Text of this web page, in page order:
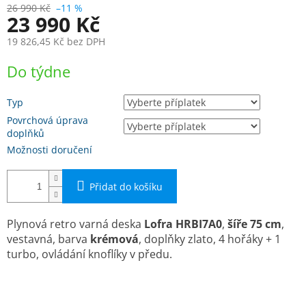
26 990 Kč –11 %
23 990 Kč
19 826,45 Kč bez DPH
cena:
Do týdne
Typ
Povrchová úprava
doplňků
Možnosti doručení
Přidat do košíku
Plynová retro varná deska Lofra HRBI7A0, ší­ře 75 cm,
vestavná, barva krémová, doplňky zlato, 4 hořáky + 1
turbo, ovládání knoflíky v předu.